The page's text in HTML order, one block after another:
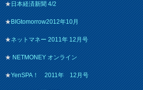
★日本経済新聞 4/2
★BIGtomorrow2012年10月
★ネットマネー 2011年 12月号
★NETMONEY オンライン
★YenSPA！ 2011年 12月号